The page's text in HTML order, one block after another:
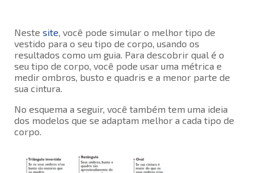
Neste site, você pode simular o melhor tipo de
vestido para o seu tipo de corpo, usando os
resultados como um guia. Para descobrir qual é o
seu tipo de corpo, você pode usar uma métrica e
medir ombros, busto e quadris e a menor parte de
sua cintura.
No esquema a seguir, você também tem uma ideia
dos modelos que se adaptam melhor a cada tipo de
corpo.